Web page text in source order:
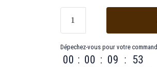
Dépechez-vous pour votre
00 : 00 : 09 : 52